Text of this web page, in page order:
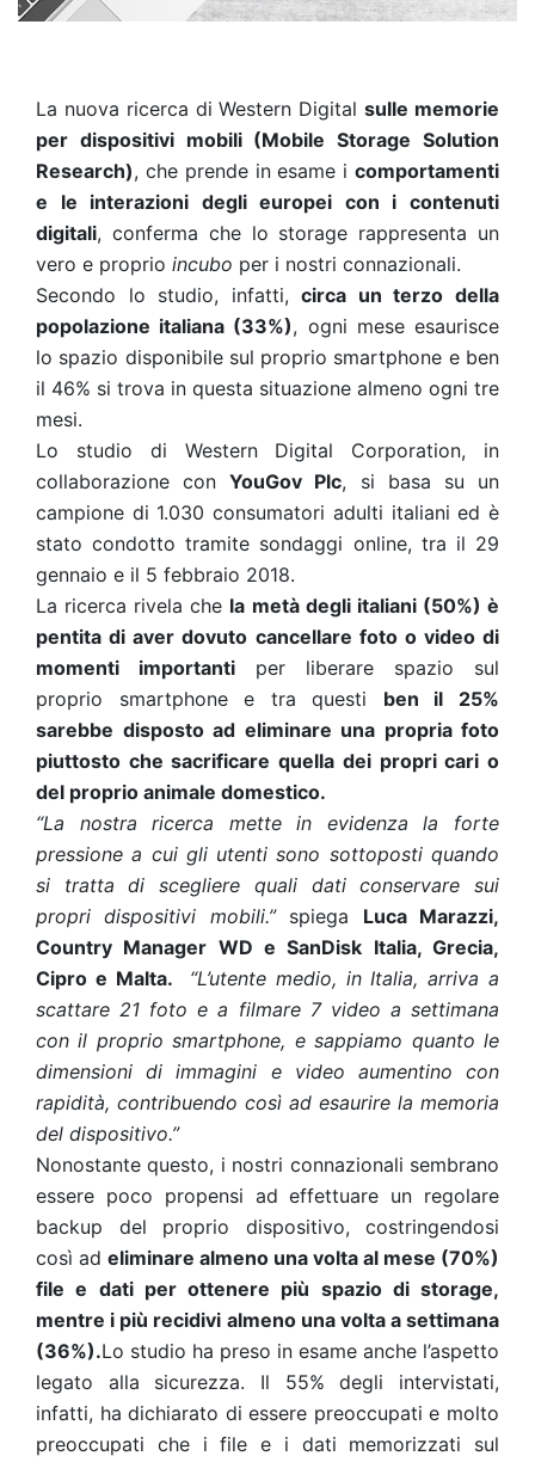
La nuova ricerca di Western Digitalsulle memorie
per dispositivi mobili (Mobile Storage Solution
Research), che prende in esame i comportamenti
e le interazioni degli europei con i contenuti
digitali, conferma che lo storage rappresenta un
vero e proprio incubo per i nostri connazionali.
Secondo lo studio, infatti,circa un terzo della
popolazione italiana (33%), ogni mese esaurisce
lo spazio disponibile sul proprio smartphone e ben
il 46% si trova in questa situazione almeno ogni tre
mesi.
Lo studio di Western Digital Corporation, in
collaborazione conYouGov Plc, si basa su un
campione di 1.030 consumatori adulti italiani ed è
stato condotto tramite sondaggi online, tra il 29
gennaio e il 5 febbraio 2018.
La ricerca rivela che la metà degli italiani (50%) è
pentita di aver dovuto cancellare foto o video di
momenti importanti per liberare spazio sul
proprio smartphone e tra questi ben il 25%
sarebbe disposto ad eliminare una propria foto
piuttosto che sacrificare quella dei propri cari o
del proprio animale domestico.
“La nostra ricerca mette in evidenza la forte
pressione a cui gli utenti sono sottoposti quando
si tratta di scegliere quali dati conservare sui
propri dispositivi mobili.” spiega Luca Marazzi,
Country Manager WD e SanDisk Italia, Grecia,
Cipro e Malta.
“L’utente medio, in Italia, arriva a
scattare 21 foto e a filmare 7 video a settimana
con il proprio smartphone, e sappiamo quanto le
dimensioni di immagini e video aumentino con
rapidità, contribuendo così ad esaurire la memoria
del dispositivo.”
Nonostante questo, i nostri connazionali sembrano
essere poco propensi ad effettuare un regolare
backup del proprio dispositivo, costringendosi
così ad eliminare almeno una volta al mese (70%)
file e dati per ottenere più spazio di storage,
mentre i più recidivi almeno una volta a settimana
(36%).Lo studio ha preso in esame anche l’aspetto
legato alla sicurezza. Il 55% degli intervistati,
infatti, ha dichiarato di essere preoccupati e molto
preoccupati che i file e i dati memorizzati sul